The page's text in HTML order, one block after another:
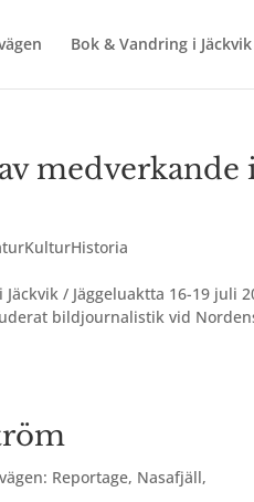
Bok & Vandring i
medverkande
/ Jäggeluaktta 16-19 juli
bildjournalistik vid
Reportage, Nasafjäll,